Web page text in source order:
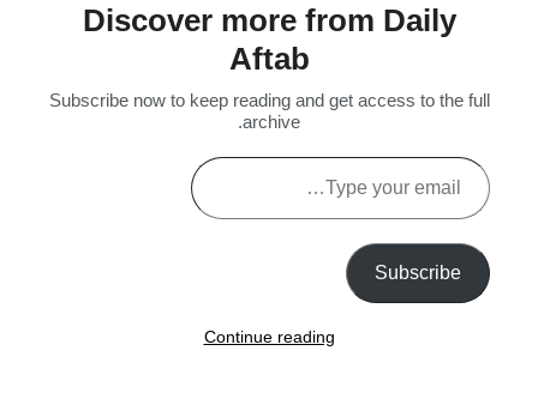
Discover more from Daily
Aftab
Subscribe now to keep reading and get access to the full
archive.
Type
your
Subscribe
Continue reading